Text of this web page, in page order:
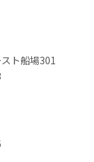
ト船場301